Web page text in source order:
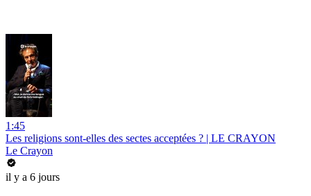
1:45
Les religions sont-elles des sectes acceptées ? | LE CRAYON
Le Crayon
il y a 6 jours